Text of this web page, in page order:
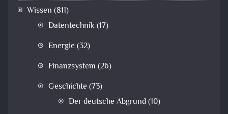
Wissen (811)
Datentechnik(17)
Energie (32)
Finanzsystem (26)
Geschichte (73)
Der deutsche Abgrund(10)